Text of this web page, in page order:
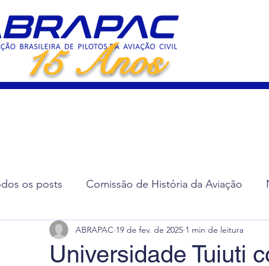
15 Anos
os posts Comissão de História da Aviação
Artigos Científicos Eleição de Diretoria
Universidade Tuiuti
ABRAPAC 19 de fev. de 2025 1 min de leitura